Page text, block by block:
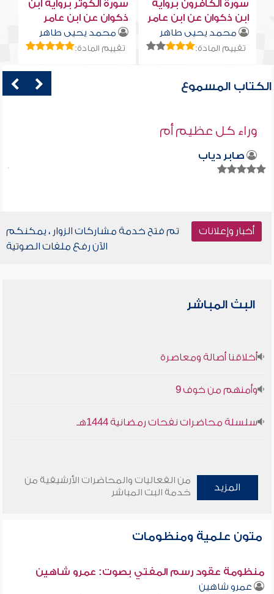
سورة الكافرون برواية
ابن ذكوان عن ابن عامر
محمد يحيى طاهر
تقييم المادة:
سورة الكوثر برواية ابن
ذكوان عن ابن عامر
محمد يحيى طاهر
تقييم المادة:
الكتاب المسموع
وراء كل عظيم أم
صابر دياب
أخبار وإعلانات
تم فتح خدمة مشاركات الزوار ، يمكنكم
الآن رفع ملفات الصوتية
البث المباشر
أخلاقنا أصالة ومعاصرة
وأمنهم من خوف 9
سلسلة محاضرات نفحات رمضانية 1444هـ
المزيد
من الفعاليات والمحاضرات الأرشيفية من
خدمة البث المباشر
متون علمية ومنظومات
منظومة عقود رسم المفتي بصوت: عمرو شاهين
عمرو شاهين